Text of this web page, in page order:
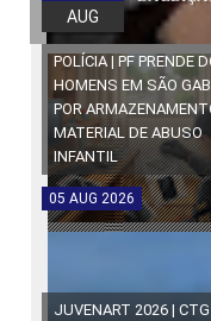
AUG
POLÍCIA | PF PRENDE
HOMENS EM SÃO
POR
MATERIAL DE ABUSO
INFANTIL
05 AUG 2026
JUVENART 2026 |